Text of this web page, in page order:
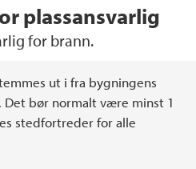
plassansvarlig
for brann.
ut i fra bygningens
bør normalt være minst 1
stedfortreder for alle